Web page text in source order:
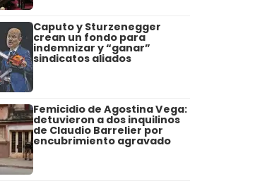
Caputo y Sturzenegger
crean un fondo para
indemnizar y “ganar”
sindicatos aliados
Femicidio de Agostina Vega:
detuvieron a dos inquilinos
de Claudio Barrelier por
encubrimiento agravado